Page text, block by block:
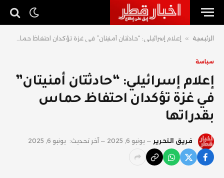
الرئيسية » إعلام إسرائيلي: “حادثتان أمنيتان” في غزة تؤكدان احتفاظ حماس بقدراتها
سياسة
إعلام إسرائيلي: “حادثتان أمنيتان”
في غزة تؤكدان احتفاظ حماس
بقدراتها
فريق التحرير يونيو 6, 2025 آخر تحديث: يونيو 6, 2025